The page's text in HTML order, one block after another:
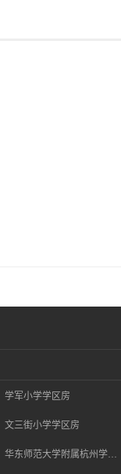
学军小学学区房
文三街小学学区房